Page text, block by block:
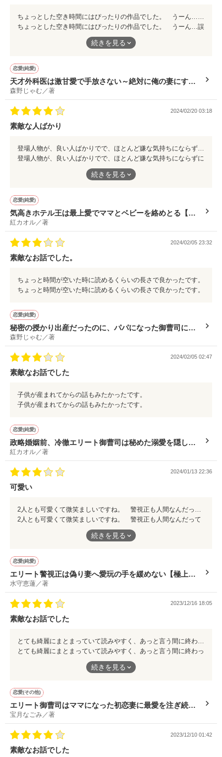
ちょっとした空き時間にはぴったりの作品でした。 うーん…誤解を生んだ内容に対しての説明が微妙だった… なんだかそこが引っかかって後ろ髪を引かれる感じ？ そこだけが残念でした。
ちょっとした空き時間にはぴったりの作品でした。 うーん…誤
解を生んだ内容に対しての説明が微妙だった… なんだかそこが
引っかかって後ろ髪を引かれる感じ？ そこだけが残念でした。
続きを見る
恋愛(純愛)
天才外科医は激甘愛で手放さない～絶対に俺の妻にする
～
森野じゃむ／著
2024/02/20 03:18
素敵な人ばかり
登場人物が、良い人ばかりでで、ほとんど嫌な気持ちにならずに心地よく読ませていただきました。終わっちゃうのが寂しいです。
登場人物が、良い人ばかりでで、ほとんど嫌な気持ちにならずに
心地よく読ませていただきました。終わっちゃうのが寂しいで
続きを見る
恋愛(純愛)
気高きホテル王は最上愛でママとベビーを絡めとる【極
上四天王シリーズ】
紅カオル／著
2024/02/05 23:32
素敵なお話でした。
ちょっと時間が空いた時に読めるくらいの長さで良かったです。
ちょっと時間が空いた時に読めるくらいの長さで良かったです。
恋愛(純愛)
秘密の授かり出産だったのに、パパになった御曹司に溺
愛し尽くされています
森野じゃむ／著
2024/02/05 02:47
素敵なお話でした
子供が産まれてからの話もみたかったです。
子供が産まれてからの話もみたかったです。
恋愛(純愛)
政略婚姻前、冷徹エリート御曹司は秘めた溺愛を隠しき
れない
紅カオル／著
2024/01/13 22:36
可愛い
2人とも可愛くて微笑ましいですね。 警視正も人間なんだって
(笑)おおわせてくれる(当たり前だけど)お話でした。
続きを見る
恋愛(純愛)
エリート警視正は偽り妻へ愛玩の手を緩めない【極上悪
魔なスパダリシリーズ】
水守恵蓮／著
2023/12/16 18:05
素敵なお話でした
とても綺麗にまとまっていて読みやすく、あっと言う間に終わっ
てしまいました。 3人でフィンランドに行ったお話も見たかっ
たです。 私もフィンランド行きたいなー。でもクリスマスの時
続きを見る
恋愛(その他)
エリート御曹司はママになった初恋妻に最愛を注ぎ続け
る
宝月なごみ／著
2023/12/10 01:42
素敵なお話でした